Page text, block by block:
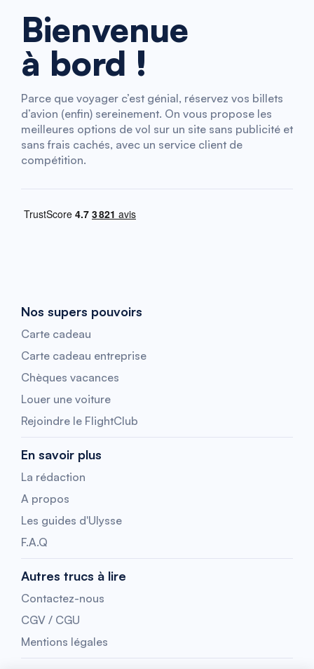
Bienvenue
à bord !
Parce que voyager c’est génial, réservez vos billets
d’avion (enfin) sereinement. On vous propose les
meilleures options de vol sur un site sans publicité et
sans frais cachés, avec un service client de
compétition.
Nos supers pouvoirs
Carte cadeau
Carte cadeau entreprise
Chèques vacances
Louer une voiture
Rejoindre le FlightClub
En savoir plus
La rédaction
A propos
Les guides d'Ulysse
F.A.Q
Autres trucs à lire
Contactez-nous
CGV / CGU
Mentions légales